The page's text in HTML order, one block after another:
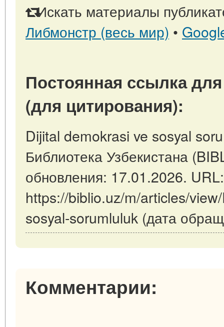
Искать материалы
Либмонстр (весь мир) •
Постоянная ссылка
(для цитирования):
Dijital demokrasi ve sosyal
Библиотека Узбекистана
обновления: 17.01.2026. URL:
https://biblio.uz/m/articles/
sosyal-sorumluluk (дата
Комментарии: